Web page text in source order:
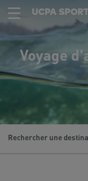
UCPA
Voyage